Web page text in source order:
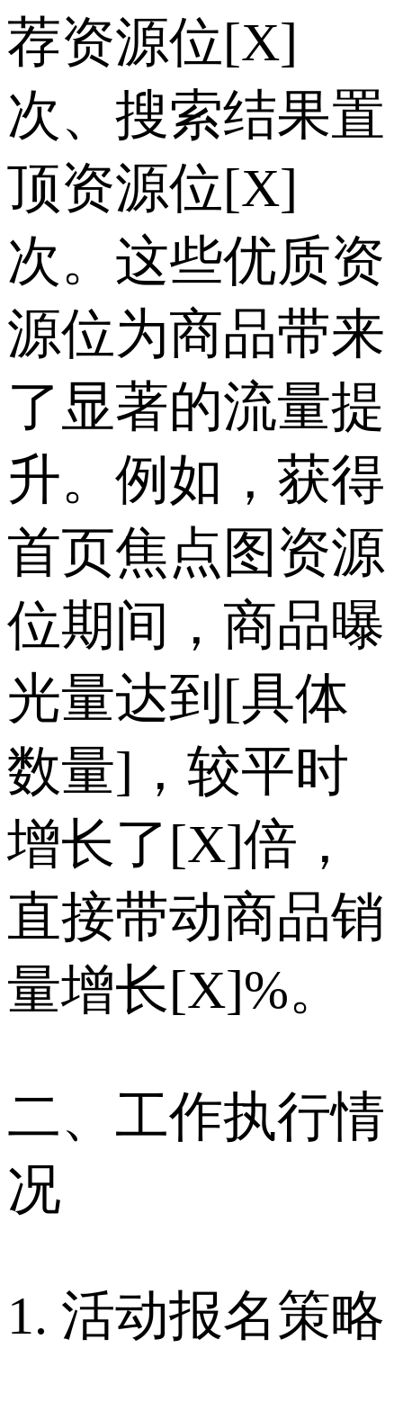
荐资源位[X]
次、搜索结果置
顶资源位[X]
次。这些优质资
源位为商品带来
了显著的流量提
升。例如，获得
首页焦点图资源
位期间，商品曝
光量达到[具体
数量]，较平时
增长了[X]倍，
直接带动商品销
量增长[X]%。
二、工作执行情
况
1. 活动报名策略